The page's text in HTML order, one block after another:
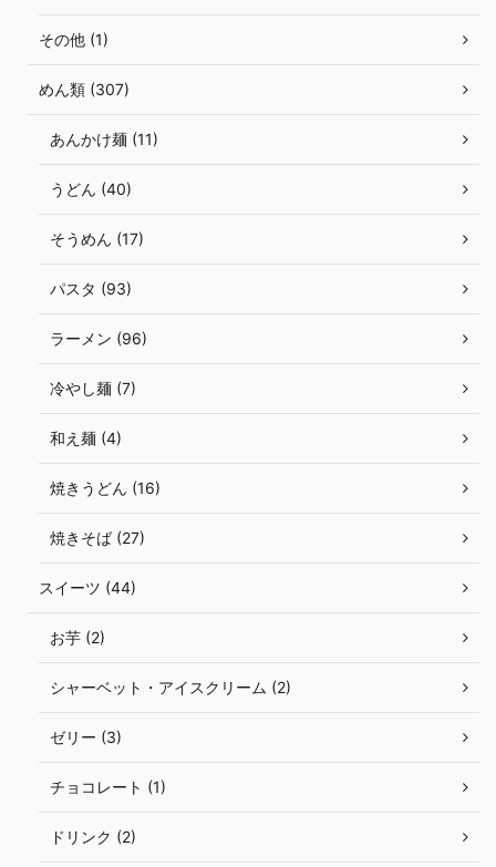
その他 (1)
めん類 (307)
あんかけ麺 (11)
うどん (40)
そうめん (17)
パスタ (93)
ラーメン (96)
冷やし麺 (7)
和え麺 (4)
焼きうどん (16)
焼きそば (27)
スイーツ (44)
お芋 (2)
シャーベット・アイスクリーム (2)
ゼリー (3)
チョコレート (1)
ドリンク (2)